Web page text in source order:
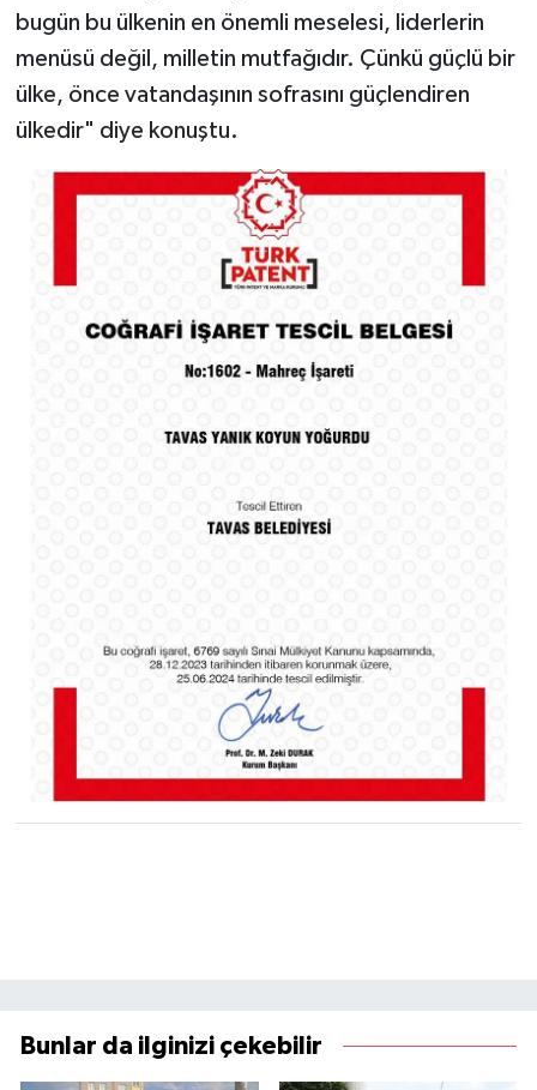
bugün bu ülkenin en önemli meselesi, liderlerin
menüsü değil, milletin mutfağıdır. Çünkü güçlü bir
ülke, önce vatandaşının sofrasını güçlendiren
ülkedir" diye konuştu.
Bunlar da ilginizi çekebilir